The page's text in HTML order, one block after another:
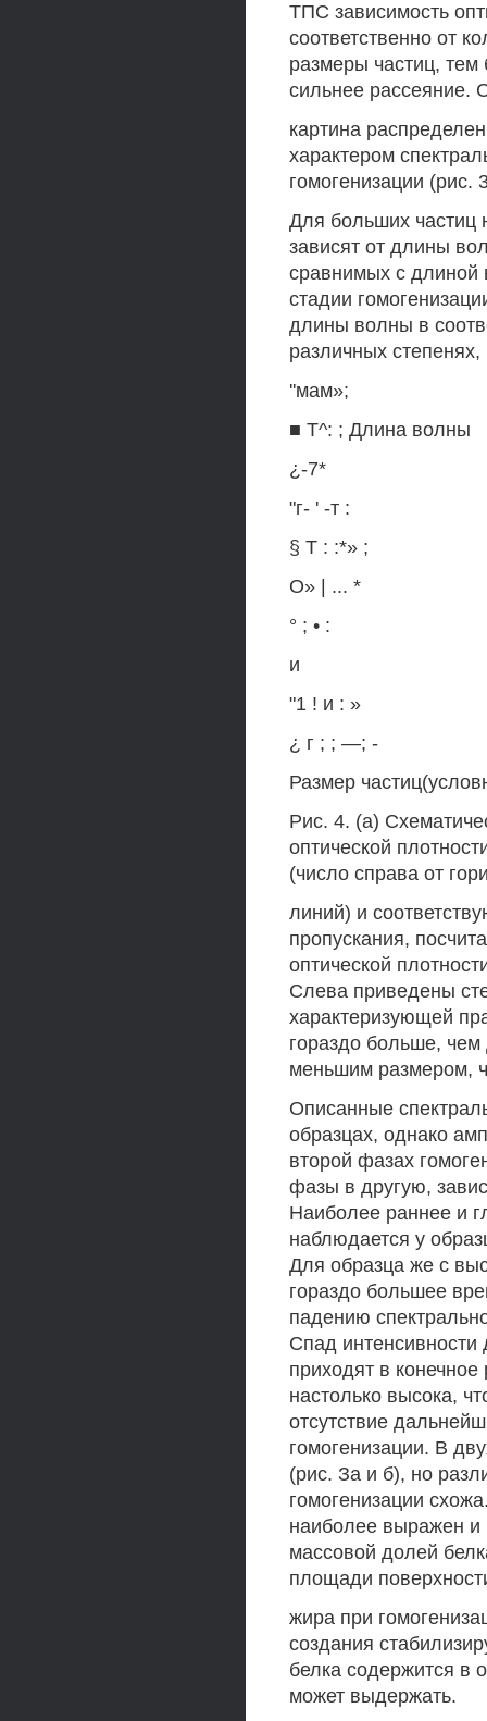
ТПС зависимость
соответственно от
размеры частиц,
сильнее рассеяние.
картина
характером
гомогенизации (рис.
Для больших частиц
зависят от длины
сравнимых с длиной
стадии
длины волны в
различных
''мам»;
■ Т^: ; Длина волны
¿-7*
"г- ' -т :
§ Т : :*» ;
О» | ... *
° ; • :
и
"1 ! и : »
¿ г ; ; —; -
Размер
Рис. 4. (а)
оптической
(число справа от
линий) и
пропускания,
оптической
Слева приведены
характеризующей
гораздо больше,
меньшим размером,
Описанные
образцах, однако
второй фазах
фазы в другую,
Наиболее раннее и
наблюдается у
Для образца же с
гораздо большее
падению
Спад интенсивности
приходят в
настолько высока,
отсутствие
гомогенизации. В
(рис. За и б), но
гомогенизации
наиболее выражен и
массовой долей
площади
жира при
создания
белка содержится в
может выдержать.